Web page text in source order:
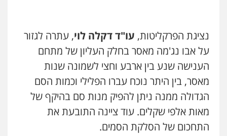
נציגת הפרקליטות, עו"ד דקלה לוי, עתרה לגזור
על אבו נג'מה מאסר בחלק העליון של מתחם
הענישה שנע בין ארבע וחצי לשמונה שנות
מאסר, בין היתר נוכח עברו הפלילי וכמות הסם
הגדולה ממנה ניתן להפיק מנות סם בהיקף של
מאות אלפי שקלים. עוד ציינה התובעת את
התחכום של הסלקת הסמים.